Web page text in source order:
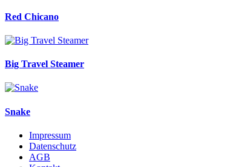
Red Chicano
Big Travel Steamer
Snake
Impressum
Datenschutz
AGB